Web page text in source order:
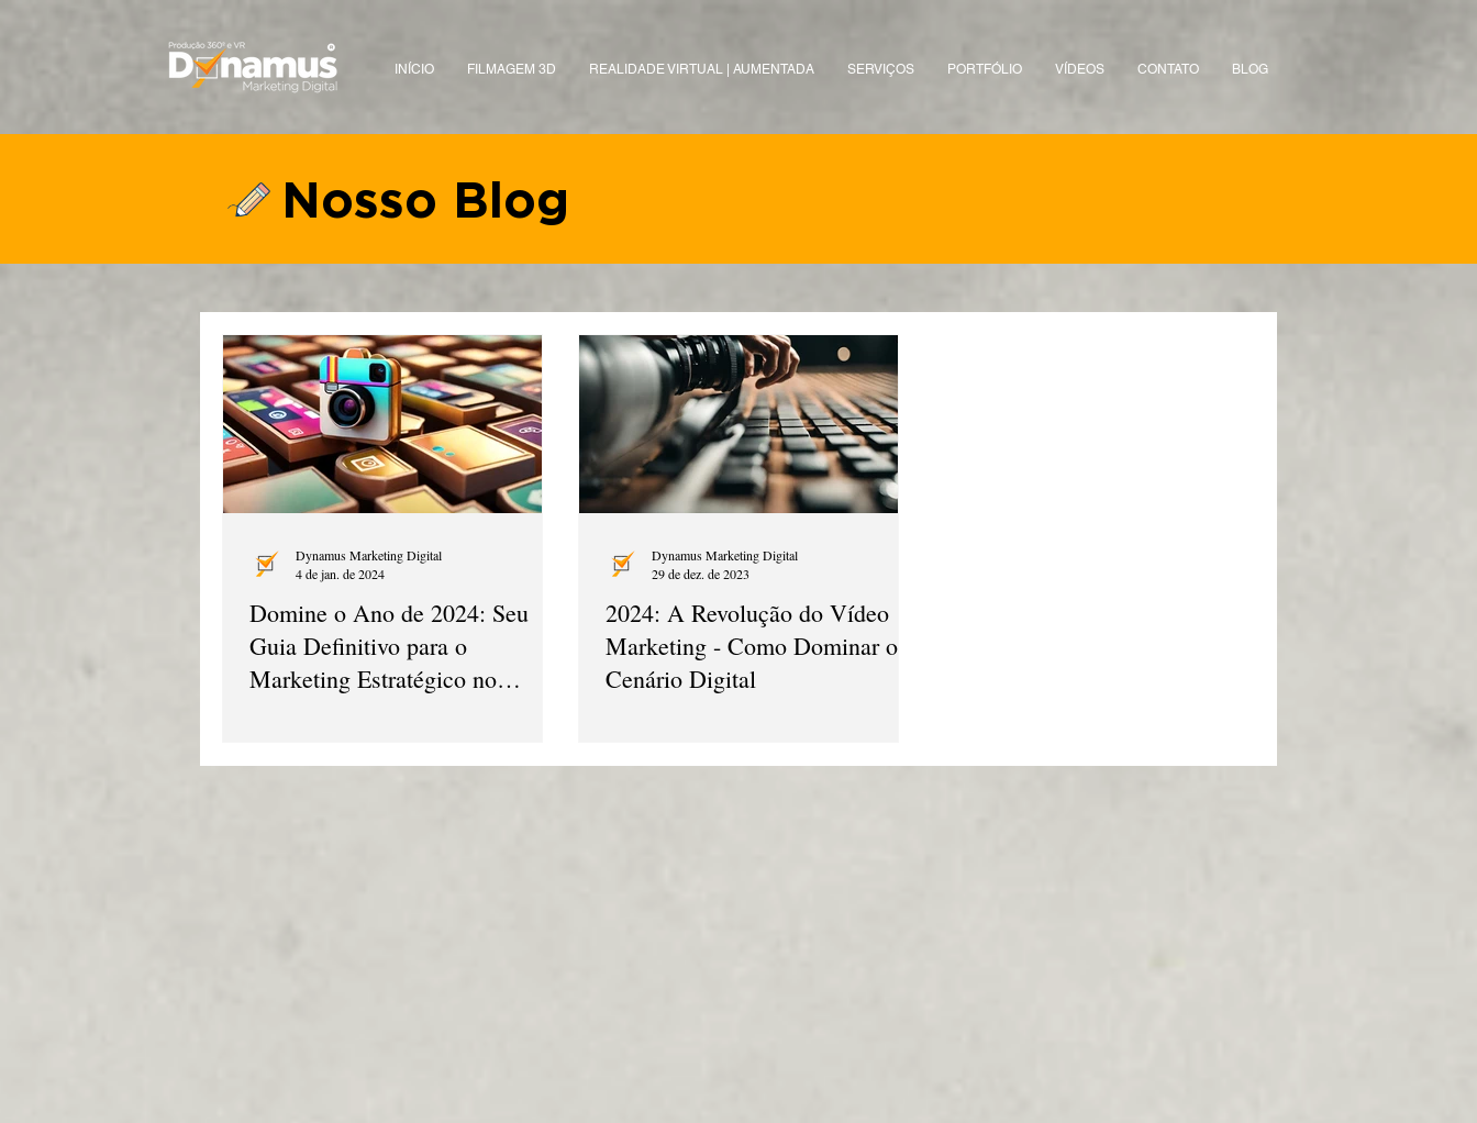
INÍCIO FILMAGEM 3D REALIDADE VIRTUAL | AUMENTADA SERVIÇOS PORTFÓLIO VÍDEOS CONTATO BLOG
Nosso Blog
Domine o Ano de 2024: Seu
Guia Definitivo para o
Marketing Estratégico no
Dynamus Marketing Digital
4 de jan. de 2024
2024: A Revolução do Vídeo
Marketing - Como Dominar o
Cenário Digital
Dynamus Marketing Digital
29 de dez. de 2023